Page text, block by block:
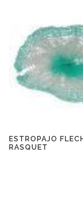
ESTROPAJO
RASQUET